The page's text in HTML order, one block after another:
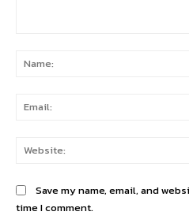
Save my name, email, and
time I comment.